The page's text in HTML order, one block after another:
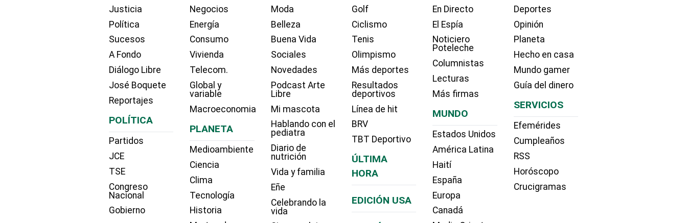
Justicia
Política
Sucesos
A Fondo
Diálogo Libre
José Boquete
Reportajes
POLÍTICA
Partidos
JCE
TSE
Congreso
Nacional
Gobierno
Negocios
Energía
Consumo
Vivienda
Telecom.
Global y
variable
Macroeconomia
PLANETA
Medioambiente
Ciencia
Clima
Tecnología
Historia
Moda
Belleza
Buena Vida
Sociales
Novedades
Podcast Arte
Libre
Mi mascota
Hablando con el
pediatra
Diario de
nutrición
Vida y familia
Eñe
Celebrando la
vida
Golf
Ciclismo
Tenis
Olimpismo
Más deportes
Resultados
deportivos
Línea de hit
BRV
TBT Deportivo
ÚLTIMA
HORA
EDICIÓN USA
En Directo
El Espía
Noticiero
Poteleche
Columnistas
Lecturas
Más firmas
MUNDO
Estados Unidos
América Latina
Haití
España
Europa
Canadá
Deportes
Opinión
Planeta
Hecho en casa
Mundo gamer
Guía del dinero
SERVICIOS
Efemérides
Cumpleaños
RSS
Horóscopo
Crucigramas